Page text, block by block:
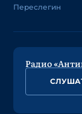
Переслегин
Радио